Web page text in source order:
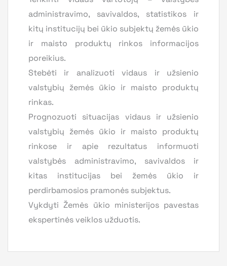
administravimo, savivaldos, statistikos ir
kitų institucijų bei ūkio subjektų žemės ūkio
ir maisto produktų rinkos informacijos
poreikius.
Stebėti ir analizuoti vidaus ir užsienio
valstybių žemės ūkio ir maisto produktų
rinkas.
Prognozuoti situacijas vidaus ir užsienio
valstybių žemės ūkio ir maisto produktų
rinkose ir apie rezultatus informuoti
valstybės administravimo, savivaldos ir
kitas institucijas bei žemės ūkio ir
perdirbamosios pramonės subjektus.
Vykdyti Žemės ūkio ministerijos pavestas
ekspertinės veiklos užduotis.